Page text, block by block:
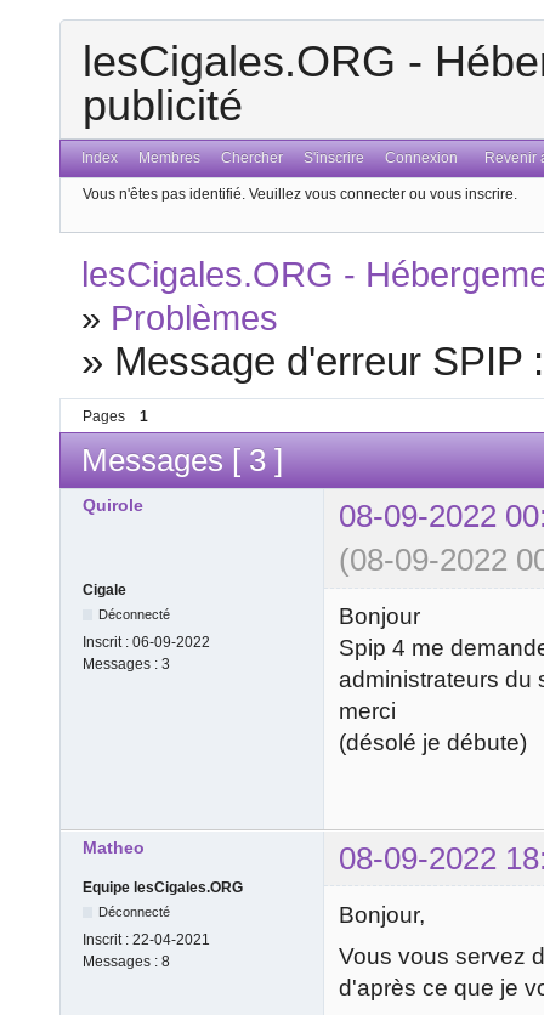
lesCigales.ORG -
publicité
Index Membres Chercher S'inscrire Connexion Revenir
Vous n'êtes pas identifié. Veuillez vous connecter ou vous inscrire.
lesCigales.ORG -
» Problèmes
» Message d'erreur SPIP
Pages 1
Messages [ 3 ]
Quirole
08-09-2022
(08-09-2022
Cigale
Déconnecté
Inscrit : 06-09-2022
Messages : 3
Bonjour
Spip 4 me
administrateurs du
merci
(désolé je débute)
Matheo 08-09-2022
Equipe lesCigales.ORG
Déconnecté
Inscrit : 22-04-2021
Messages : 8
Bonjour,
Vous vous servez
d'après ce que je